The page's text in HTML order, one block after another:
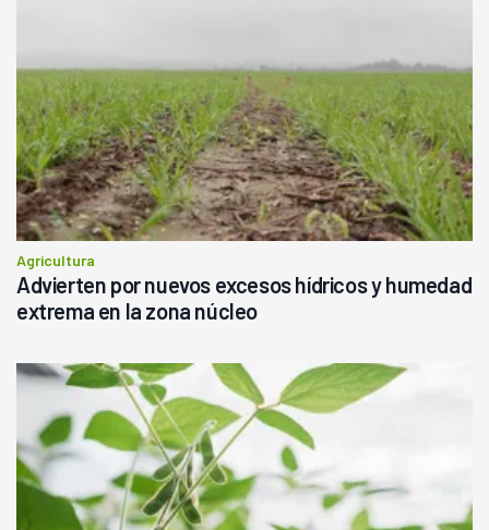
Agricultura
Advierten por nuevos excesos hídricos y humedad
extrema en la zona núcleo